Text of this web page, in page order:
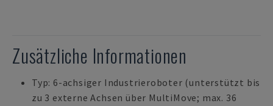
Zusätzliche Informationen
Typ: 6-achsiger Industrieroboter (unterstützt bis
zu 3 externe Achsen über MultiMove; max. 36